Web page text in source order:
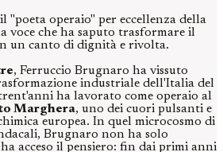
"poeta operaio" per eccellenza della
voce che ha saputo trasformare il
un canto di dignità e rivolta.
, Ferruccio Brugnaro ha vissuto
industriale dell'Italia del
ha lavorato come operaio al
Marghera, uno dei cuori pulsanti e
europea. In quel microcosmo di
Brugnaro non ha solo
acceso il pensiero: fin dai primi anni